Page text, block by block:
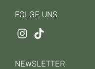
FOLGE UNS
NEWSLETTER